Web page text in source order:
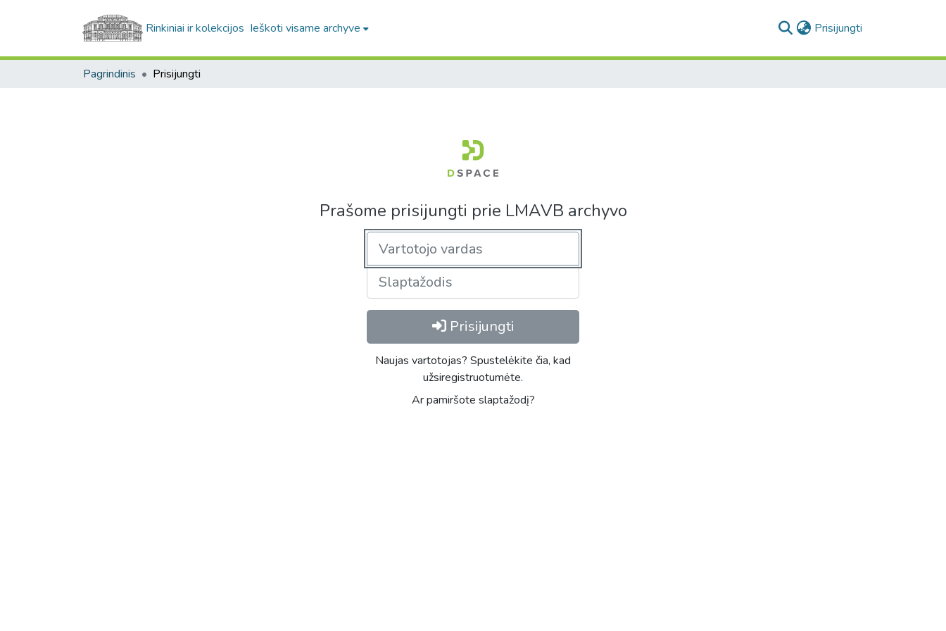
Rinkiniai ir kolekcijos Ieškoti visame archyve Prisijungti
Pagrindinis Prisijungti
Prašome prisijungti prie LMAVB archyvo
Prisijungti
Naujas vartotojas? Spustelėkite čia, kad
užsiregistruotumėte.
Ar pamiršote slaptažodį?